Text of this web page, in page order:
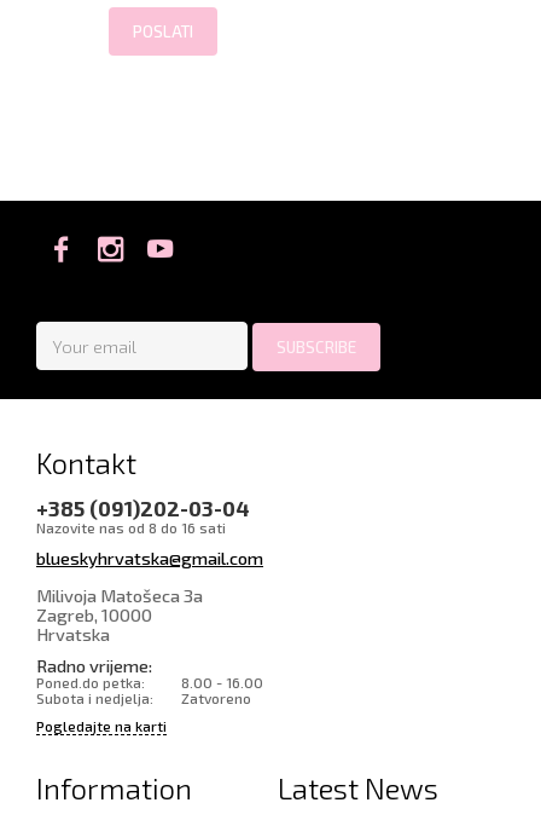
POSLATI
Kontakt
+385 (091)202-03-04
Nazovite nas od 8 do 16 sati
blueskyhrvatska@gmail.com
Milivoja Matošeca 3a
Zagreb, 10000
Hrvatska
Radno vrijeme:
Poned.do petka:
8.00 - 16.00
Subota i nedjelja:
Zatvoreno
Pogledajte na karti
Information Latest News